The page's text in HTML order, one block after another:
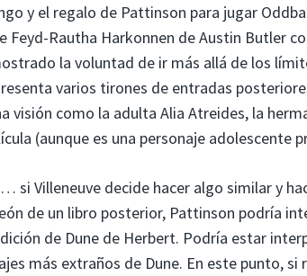
y el regalo de Pattinson para jugar
Feyd-Rautha Harkonnen de Austin Butler
la voluntad de ir más allá de los
varios tirones de entradas
visión como la adulta Alia Atreides, la
(aunque es una personaje adolescente
si Villeneuve decide hacer algo similar y
de un libro posterior, Pattinson podría
de Dune de Herbert. Podría estar
más extraños de Dune. En este punto,